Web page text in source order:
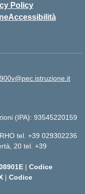
Policy
Accessibilità
(IPA): 93545220159
tel. +39 029302236
20 tel. +39
| Codice
| Codice